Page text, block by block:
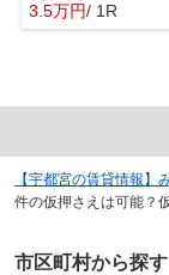
3.5万円/ 1R
【宇都宮の賃貸情報】
件の仮押さえは可能？
市区町村から探す